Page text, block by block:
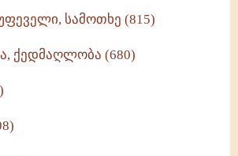
სამოთხე (815)
ქედმაღლობა (680)